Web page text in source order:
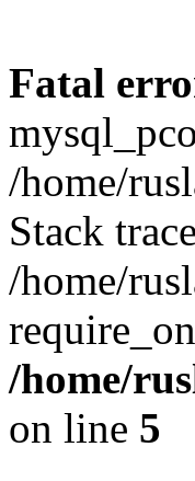
Fatal
/home/
Stack
/home/
/home/
on line 5